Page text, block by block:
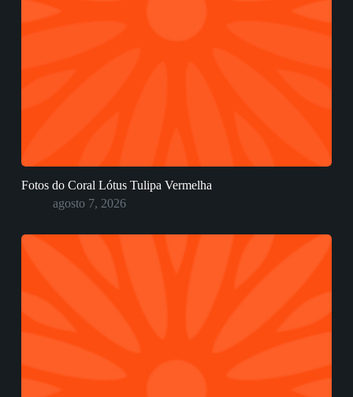
Fotos do Coral Lótus Tulipa Vermelha
agosto 7, 2026